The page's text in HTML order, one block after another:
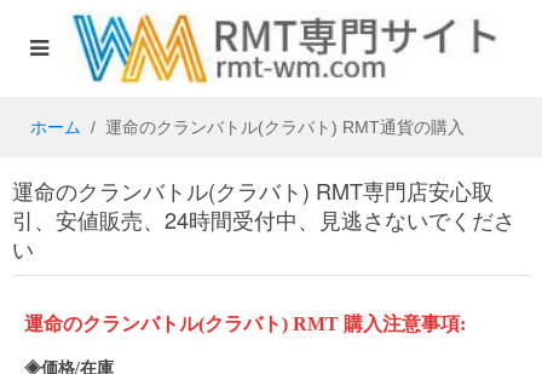
ホーム 運命のクランバトル(クラバト) RMT通貨の購入
運命のクランバトル(クラバト) RMT専門店安心取
引、安値販売、24時間受付中、見逃さないでくださ
い
運命のクランバトル(クラバト) RMT 購入注意事項:
◈価格/在庫